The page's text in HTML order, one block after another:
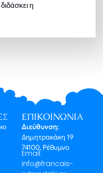
η
ΕΠΙΚΟΙΝΩΝΊΑ
Διεύθυνση:
Δημητρακάκη 19
74100, Ρέθυμνο
Email:
info@francais-